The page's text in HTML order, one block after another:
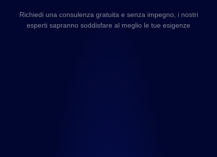
Richiedi una consulenza gratuita e senza impegno, i nostri
esperti sapranno soddisfare al meglio le tue esigenze